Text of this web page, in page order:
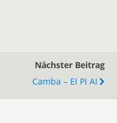
Nächster Beitrag
Camba – EI PI AI